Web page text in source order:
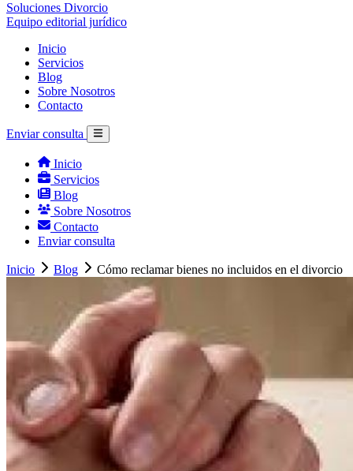
Soluciones Divorcio
Equipo editorial jurídico
Inicio
Servicios
Blog
Sobre Nosotros
Contacto
Enviar consulta
Inicio
Servicios
Blog
Sobre Nosotros
Contacto
Enviar consulta
Inicio Blog Cómo reclamar bienes no incluidos en el divorcio